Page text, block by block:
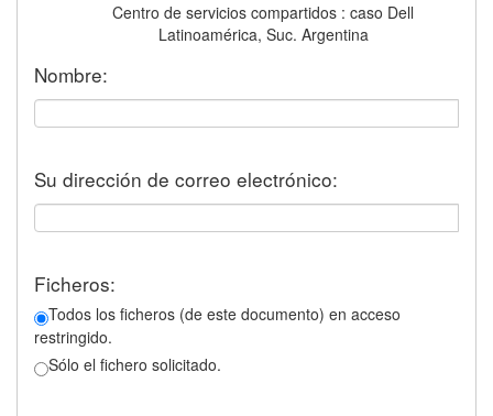
Centro de servicios compartidos : caso Dell
Latinoamérica, Suc. Argentina
Nombre:
Su dirección de correo electrónico:
Ficheros:
Todos los ficheros (de este documento) en acceso
restringido.
Sólo el fichero solicitado.